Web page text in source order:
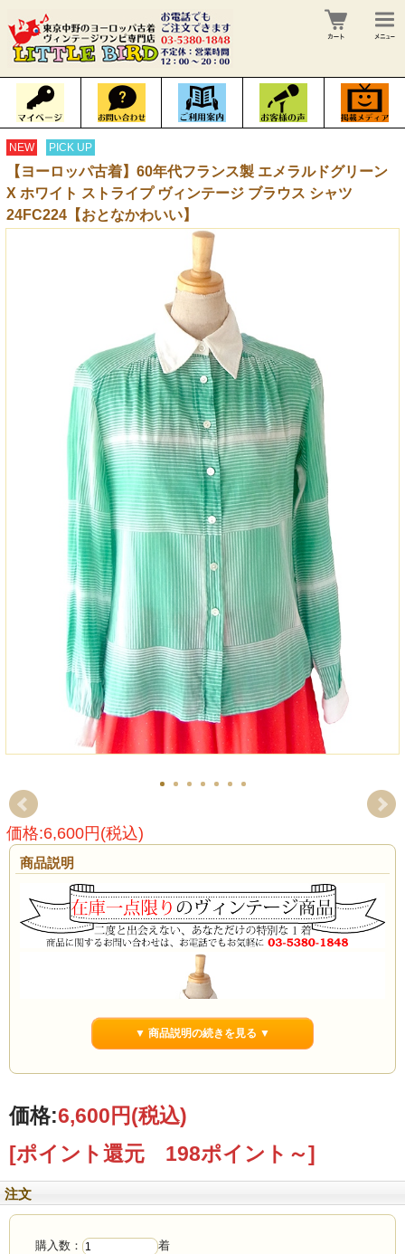
NEW PICK UP
【ヨーロッパ古着】60年代フランス製 エメラルドグリーン
X ホワイト ストライプ ヴィンテージ ブラウス シャツ
24FC224【おとなかわいい】
価格:6,600円(税込)
商品説明
▼ 商品説明の続きを見る ▼
価格:6,600円(税込)
[ポイント還元 198ポイント～]
注文
購入数： 着